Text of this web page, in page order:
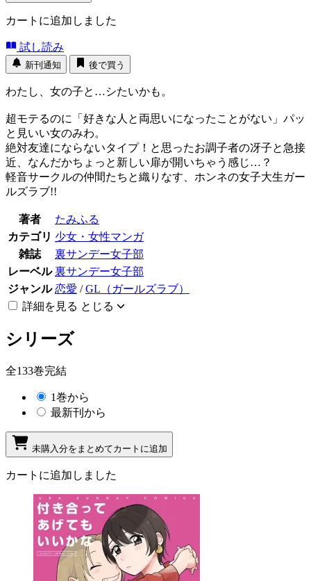
カートに追加しました
試し読み
新刊通知 後で買う
わたし、女の子と…シたいかも。
超モテるのに「好きな人と両思いになったことがない」パッ
と見いい女のみわ。
絶対友達にならないタイプ！と思ったお調子者の冴子と急接
近、なんだかちょっと新しい扉が開いちゃう感じ…？
軽音サークルの仲間たちと織りなす、ホンネの女子大生ガー
ルズラブ!!
著者
たみふる
カテゴリ 少女・女性マンガ
雑誌
裏サンデー女子部
レーベル 裏サンデー女子部
ジャンル 恋愛 /GL（ガールズラブ）
詳細を見る とじる
シリーズ
全133巻完結
1巻から
最新刊から
未購入分をまとめてカートに追加
カートに追加しました